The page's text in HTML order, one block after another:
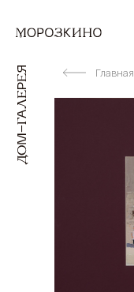
Главная